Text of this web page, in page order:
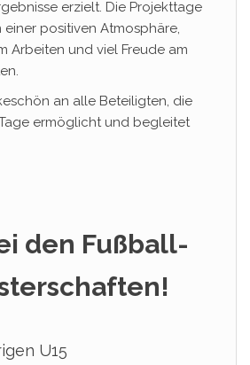
erzielt. Die Projekttage
positiven Atmosphäre,
Arbeiten und viel Freude am
an alle Beteiligten, die
ermöglicht und begleitet
den Fußball-
U15